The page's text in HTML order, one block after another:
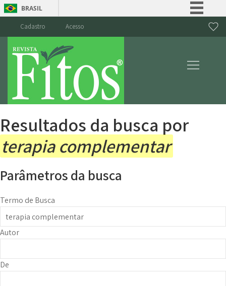
BRASIL
Canais
Cadastro Acesso
Resultados da busca por
terapia complementar
Parâmetros da busca
Termo de Busca
Autor
De